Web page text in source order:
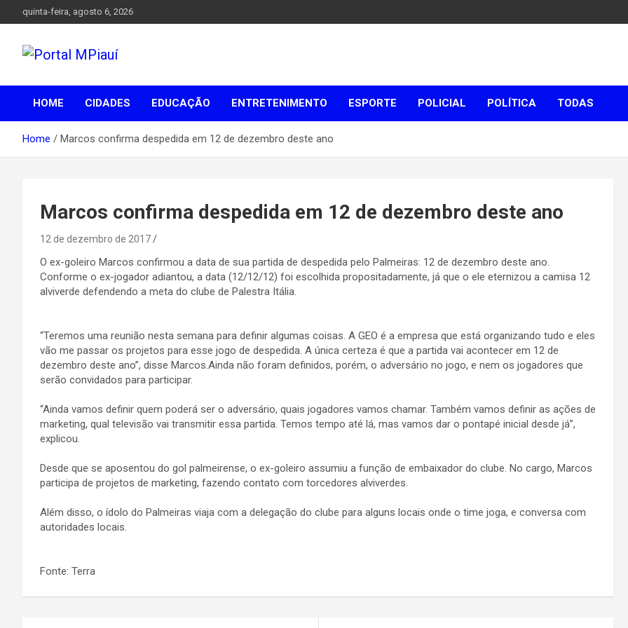
to
quinta-feira, agosto 6, 2026
Portal MPiauí
Parnaíba
HOME
CIDADES EDUCAÇÃO ENTRETENIMENTO ESPORTE POLICIAL POLÍTICA TODAS
Home Marcos confirma despedida em 12 de dezembro deste ano
Marcos confirma despedida em 12 de dezembro deste ano
12 de dezembro de 2017
O ex-goleiro Marcos confirmou a data de sua partida de despedida pelo Palmeiras: 12 de dezembro deste ano.
Conforme o ex-jogador adiantou, a data (12/12/12) foi escolhida propositadamente, já que o ele eternizou a camisa 12
alviverde defendendo a meta do clube de Palestra Itália.
“Teremos uma reunião nesta semana para definir algumas coisas. A GEO é a empresa que está organizando tudo e eles
vão me passar os projetos para esse jogo de despedida. A única certeza é que a partida vai acontecer em 12 de
dezembro deste ano”, disse Marcos.Ainda não foram definidos, porém, o adversário no jogo, e nem os jogadores que
serão convidados para participar.
“Ainda vamos definir quem poderá ser o adversário, quais jogadores vamos chamar. Também vamos definir as ações de
marketing, qual televisão vai transmitir essa partida. Temos tempo até lá, mas vamos dar o pontapé inicial desde já”,
explicou.
Desde que se aposentou do gol palmeirense, o ex-goleiro assumiu a função de embaixador do clube. No cargo, Marcos
participa de projetos de marketing, fazendo contato com torcedores alviverdes.
Além disso, o ídolo do Palmeiras viaja com a delegação do clube para alguns locais onde o time joga, e conversa com
autoridades locais.
Fonte: Terra